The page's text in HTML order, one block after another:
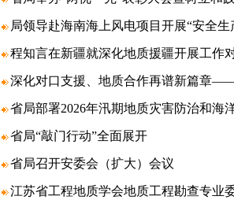
局领导赴海南海上风电项目开展“安全生
程知言在新疆就深化地质援疆开展工作
深化对口支援、地质合作再谱新篇章
省局部署2026年汛期地质灾害防治和海
省局“敲门行动”全面展开
省局召开安委会（扩大）会议
江苏省工程地质学会地质工程勘查专业